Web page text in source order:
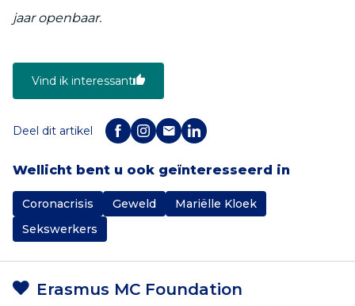
jaar openbaar.
Vind ik interessant
Deel dit artikel
Wellicht bent u ook geïnteresseerd in
Coronacrisis Geweld
Mariëlle Kloek
Sekswerkers
Erasmus MC Foundation